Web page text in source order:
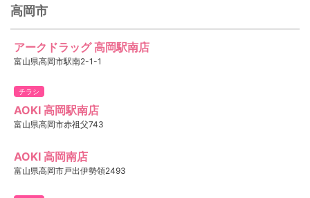
高岡市
アークドラッグ 高岡駅南店
富山県高岡市駅南2-1-1
チラシ
AOKI 高岡駅南店
富山県高岡市赤祖父743
AOKI 高岡南店
富山県高岡市戸出伊勢領2493